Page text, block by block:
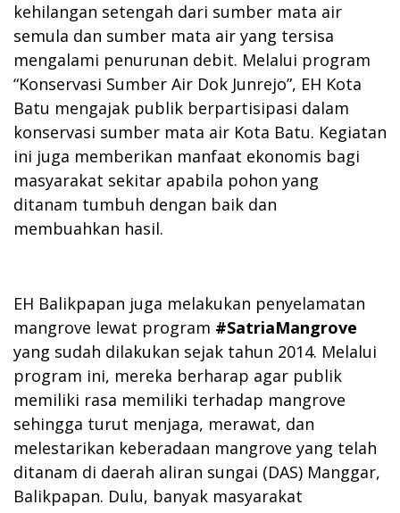
kehilangan setengah dari sumber mata air
semula dan sumber mata air yang tersisa
mengalami penurunan debit. Melalui program
“Konservasi Sumber Air Dok Junrejo”, EH Kota
Batu mengajak publik berpartisipasi dalam
konservasi sumber mata air Kota Batu. Kegiatan
ini juga memberikan manfaat ekonomis bagi
masyarakat sekitar apabila pohon yang
ditanam tumbuh dengan baik dan
membuahkan hasil.
EH Balikpapan juga melakukan penyelamatan
mangrove lewat program #SatriaMangrove
yang sudah dilakukan sejak tahun 2014. Melalui
program ini, mereka berharap agar publik
memiliki rasa memiliki terhadap mangrove
sehingga turut menjaga, merawat, dan
melestarikan keberadaan mangrove yang telah
ditanam di daerah aliran sungai (DAS) Manggar,
Balikpapan. Dulu, banyak masyarakat